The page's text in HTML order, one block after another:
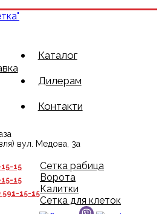
Каталог
Дилерам
Контакти
вул. Медова, 3а
15
15
591-15-15
Сетка рабица
Ворота
Калитки
Сетка для клеток